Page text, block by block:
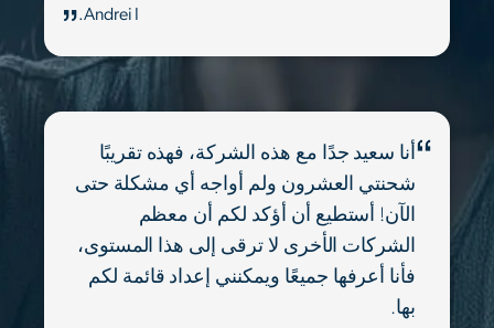
Andrei I.
أنا سعيد جدًا مع هذه الشركة، فهذه تقريبًا
شحنتي العشرون ولم أواجه أي مشكلة حتى
الآن! أستطيع أن أؤكد لكم أن معظم
الشركات الأخرى لا ترقى إلى هذا المستوى،
فأنا أعرفها جميعًا ويمكنني إعداد قائمة لكم
بها.